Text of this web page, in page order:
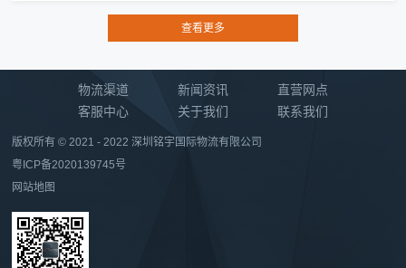
版权所有 © 2021 - 2022 深圳铭宇国际物流有限公司
网站地图
工作时间：
159-9962-6662